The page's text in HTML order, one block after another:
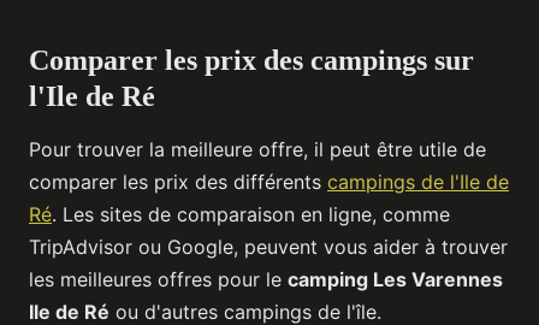
Comparer les prix des campings sur
l'Ile de Ré
Pour trouver la meilleure offre, il peut être utile de
comparer les prix des différents campings de l'Ile de
Ré. Les sites de comparaison en ligne, comme
TripAdvisor ou Google, peuvent vous aider à trouver
les meilleures offres pour le camping Les Varennes
Ile de Ré ou d'autres campings de l'île.